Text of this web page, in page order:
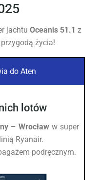
jachtu Oceanis 51.1 z
życia!
do Aten
lotów
– Wrocław w super
linią Ryanair.
podręcznym.